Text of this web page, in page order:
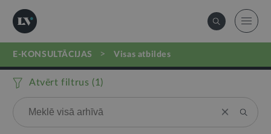
E-KONSULTĀCIJAS > visas atbildes
Atvērt filtrus (1 )